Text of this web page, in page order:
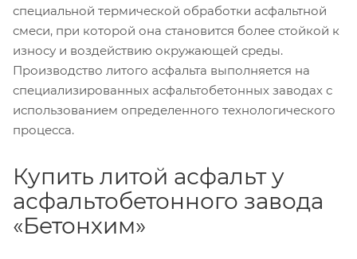
специальной термической обработки асфальтной
смеси, при которой она становится более стойкой к
износу и воздействию окружающей среды.
Производство литого асфальта выполняется на
специализированных асфальтобетонных заводах с
использованием определенного технологического
процесса.
Купить литой асфальт у
асфальтобетонного завода
«Бетонхим»